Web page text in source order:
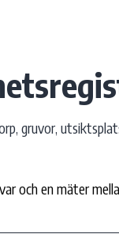
gruvor,
och en mäter